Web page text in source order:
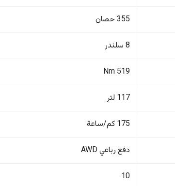
355 حصان
8 سلندر
519 Nm
117 لتر
175 كم/ساعة
دفع رباعي AWD
10